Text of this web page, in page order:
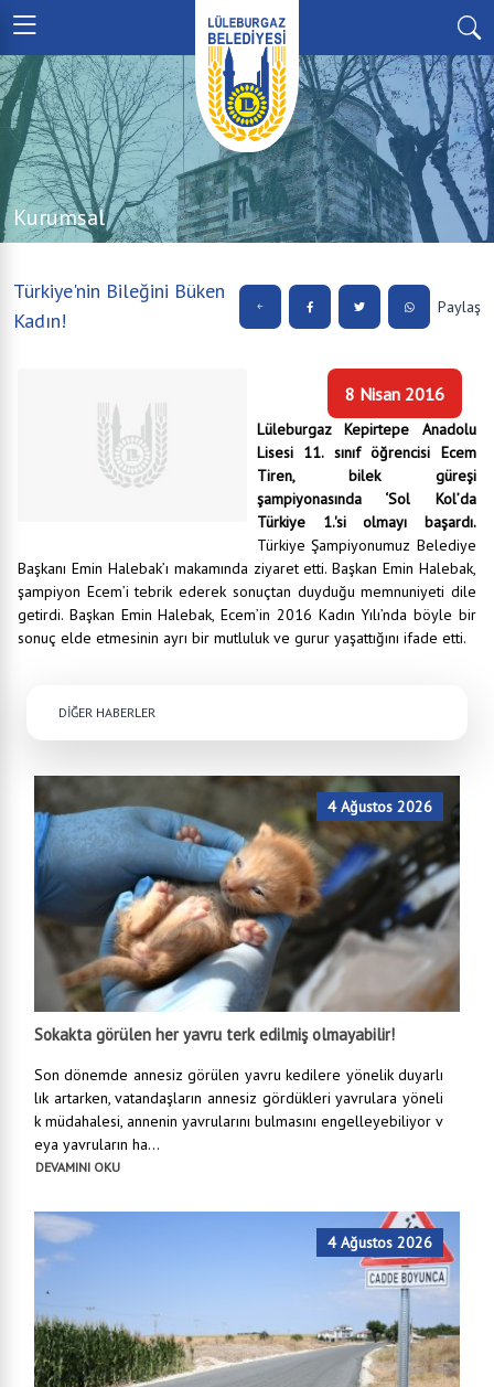
Kurumsal
Türkiye'nin Bileğini Büken
Kadın!
Paylaş
8 Nisan 2016
Lüleburgaz Kepirtepe Anadolu
Lisesi 11. sınıf öğrencisi Ecem
Tiren, bilek güreşi
şampiyonasında ‘Sol Kol’da
Türkiye 1.'si olmayı başardı.
Türkiye Şampiyonumuz Belediye
Başkanı Emin Halebak’ı makamında ziyaret etti. Başkan Emin Halebak,
şampiyon Ecem’i tebrik ederek sonuçtan duyduğu memnuniyeti dile
getirdi. Başkan Emin Halebak, Ecem’in 2016 Kadın Yılı’nda böyle bir
sonuç elde etmesinin ayrı bir mutluluk ve gurur yaşattığını ifade etti.
DİĞER HABERLER
4 Ağustos 2026
Sokakta görülen her yavru terk edilmiş olmayabilir!
Son dönemde annesiz görülen yavru kedilere yönelik duyarlı
lık artarken, vatandaşların annesiz gördükleri yavrulara yöneli
k müdahalesi, annenin yavrularını bulmasını engelleyebiliyor v
eya yavruların ha...
DEVAMINI OKU
4 Ağustos 2026